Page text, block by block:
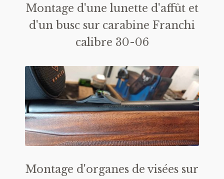
Montage d'une lunette d'affût et
d'un busc sur carabine Franchi
calibre 30-06
Montage d'organes de visées sur